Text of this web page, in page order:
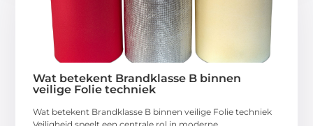
Wat betekent Brandklasse B binnen
veilige Folie techniek
Wat betekent Brandklasse B binnen veilige Folie techniek